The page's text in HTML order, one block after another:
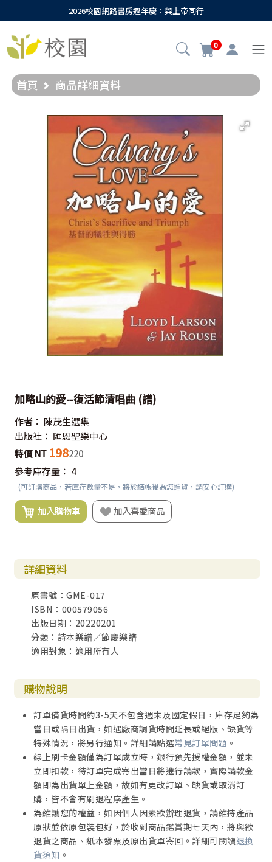
2026校園網路書房週年慶：與上帝同行
0
首頁 商品詳細資料
加略山的愛--復活節清唱曲 (譜)
作者： 陳茂生選集
出版社： 匯恩聖樂中心
特價 NT 198220
參考庫存量： 4
(可訂購商品，若庫存數量不足，將於結帳後為您進貨，請安心訂購)
加入購物車 加入喜愛商品
詳細資料
原書號：GME-017
ISBN：000579056
出版日期：20220201
分類：詩本樂譜／節慶樂譜
適用對象：適用所有人
購物說明
訂單備貨時間約3-5天不包含週末及國定假日，庫存足夠為
當日或隔日出貨，如遇廠商調貨時間延長或絕版、缺貨等
特殊情況，將另行通知。詳細請點選常見訂單問題 。
線上刷卡金額僅為訂單成立時，銀行預先授權金額，並未
立即扣款，待訂單完成寄出當日將進行請款，實際請款金
額即為出貨單上金額，故如有更改訂單、缺貨或取消訂
購，皆不會有刷退程序產生。
為維護您的權益，如因個人因素欲辦理退貨，請維持產品
原狀並依原包裝包好，於收到商品鑑賞期七天內，將與欲
退貨之商品、紙本發票及原出貨單寄回。詳細可閱讀退換
貨須知 。